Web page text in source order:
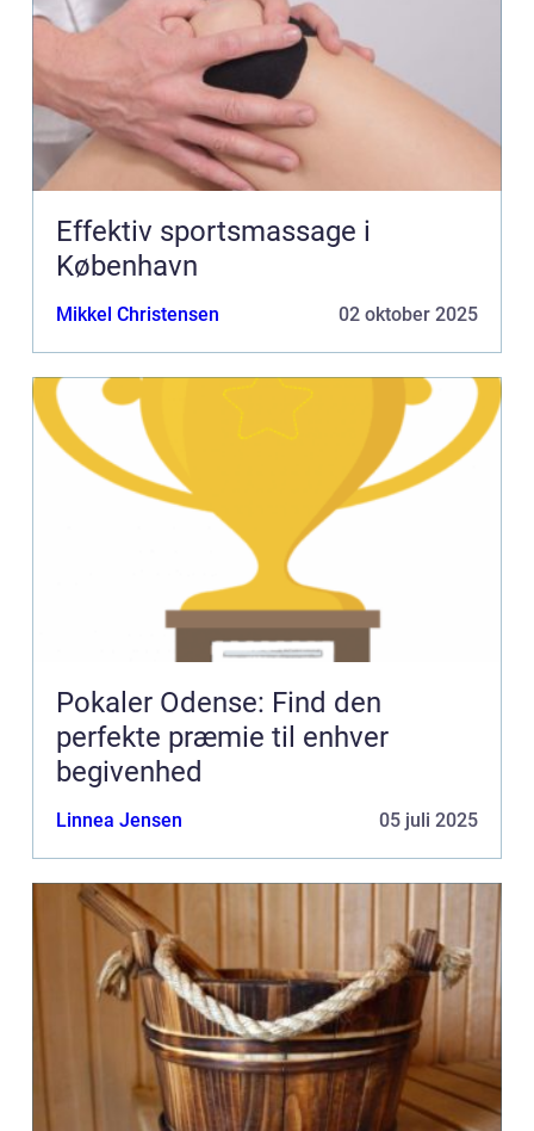
Effektiv sportsmassage i
København
Mikkel Christensen 02 oktober 2025
Pokaler Odense: Find den
perfekte præmie til enhver
begivenhed
Linnea Jensen 05 juli 2025